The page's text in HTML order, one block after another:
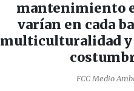
mantenimiento
varían en cada
multiculturalidad y
FCC Medio